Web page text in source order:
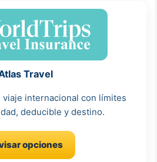
Travel
viaje internacional con límites
deducible y destino.
opciones